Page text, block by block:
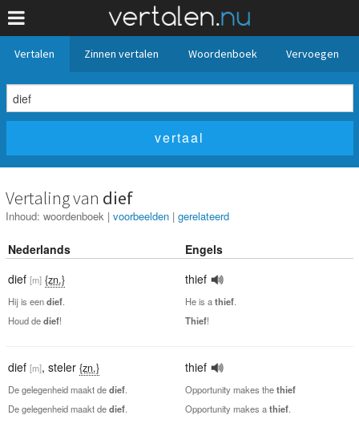
Vertalen Zinnen vertalen Woordenboek Vervoegen
Vertaling van dief
Inhoud: woordenboek | voorbeelden | gerelateerd
Nederlands
Engels
dief [m] {zn.} thief
Hij is eendief He is athief
Houd dedief! Thief!
dief [m], steler {zn.} thief
De gelegenheid maakt dedief Opportunity makes thethief
De gelegenheid maakt dedief Opportunity makes athief